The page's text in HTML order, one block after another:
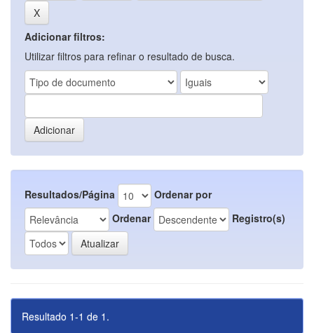
Adicionar filtros:
Utilizar filtros para refinar o resultado de busca.
Resultados/Página
Ordenar por
Ordenar
Registro(s)
Resultado 1-1 de 1.